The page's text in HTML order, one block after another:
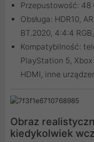
Przepustowość: 48
Obsługa: HDR10,
BT.2020, 4:4:4
Kompatybilność:
PlayStation 5,
HDMI, inne
Obraz
kiedykolwiek